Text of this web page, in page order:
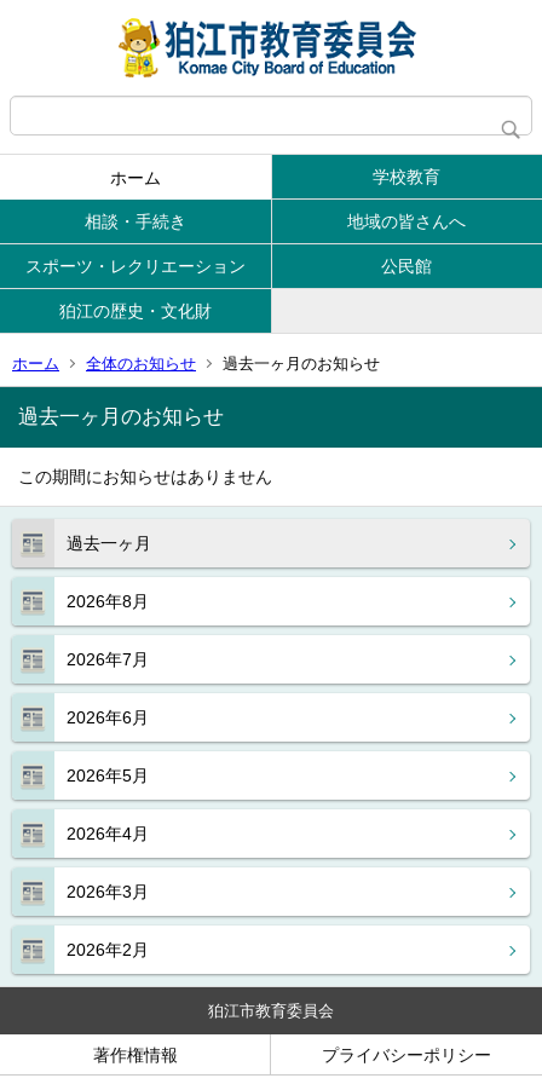
ホーム 学校教育
相談・手続き 地域の皆さんへ
スポーツ・レクリエーション 公民館
狛江の歴史・文化財
ホーム 全体のお知らせ 過去一ヶ月のお知らせ
過去一ヶ月
2026年8月
2026年7月
2026年6月
2026年5月
2026年4月
2026年3月
2026年2月
過去一ヶ月のお知らせ
この期間にお知らせはありません
狛江市教育委員会
著作権情報 プライバシーポリシー